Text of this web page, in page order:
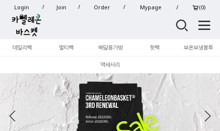
Login Join Order Mypage (0)
데일리백 멀티백 배달용가방 핫백 보온보냉봉투
액세서리